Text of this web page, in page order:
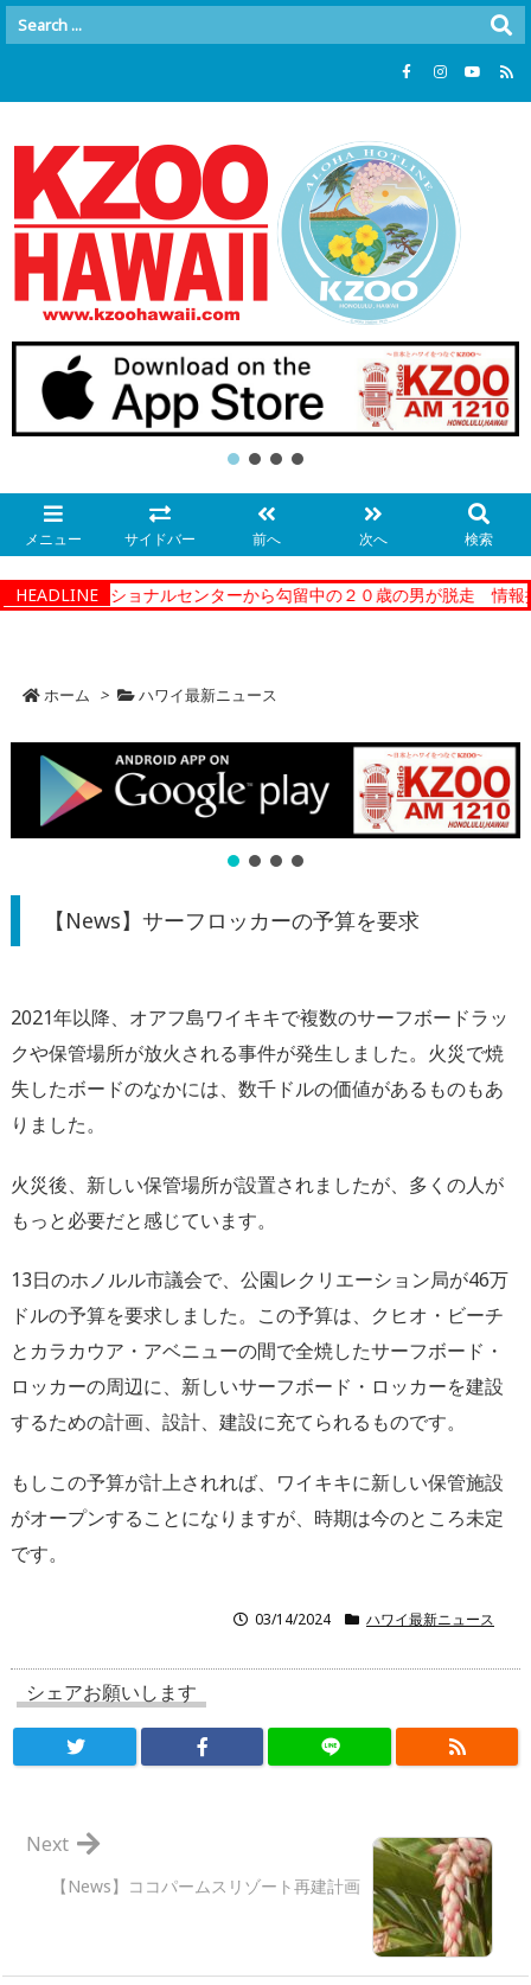
メニュー サイドバー 前へ 次へ 検索
HEADLINE
ィーコレクショナルセンターから勾留中の２０歳の男が脱走 情報提
ホーム > ハワイ最新ニュース
【News】サーフロッカーの予算を要求
2021年以降、オアフ島ワイキキで複数のサーフボードラッ
クや保管場所が放火される事件が発生しました。火災で焼
失したボードのなかには、数千ドルの価値があるものもあ
りました。
火災後、新しい保管場所が設置されましたが、多くの人が
もっと必要だと感じています。
13日のホノルル市議会で、公園レクリエーション局が46万
ドルの予算を要求しました。この予算は、クヒオ・ビーチ
とカラカウア・アベニューの間で全焼したサーフボード・
ロッカーの周辺に、新しいサーフボード・ロッカーを建設
するための計画、設計、建設に充てられるものです。
もしこの予算が計上されれば、ワイキキに新しい保管施設
がオープンすることになりますが、時期は今のところ未定
です。
03/14/2024 ハワイ最新ニュース
シェアお願いします
【News】ココパームスリゾート再建計画
Next